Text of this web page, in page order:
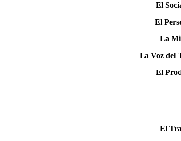
El
El
La
La Voz del
El
El